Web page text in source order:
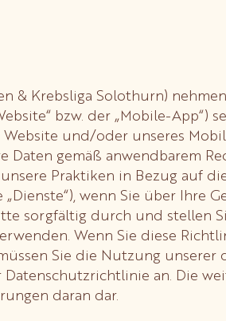
& Krebsliga Solothurn)
bzw. der „Mobile-
und/oder unseres
Daten gemäß anwendbarem
Praktiken in Bezug auf
wenn Sie über Ihre
sorgfältig durch und stellen
Wenn Sie diese
Sie die Nutzung
Datenschutzrichtlinie an. Die
daran dar.